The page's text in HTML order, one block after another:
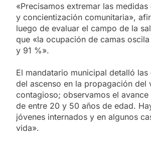
«Precisamos extremar las
y concientización comunitaria»,
luego de evaluar el campo de la
que «la ocupación de camas
y 91 %».
El mandatario municipal detalló
del ascenso en la propagación del
contagioso; observamos el avance
de entre 20 y 50 años de edad.
jóvenes internados y en algunos
vida».